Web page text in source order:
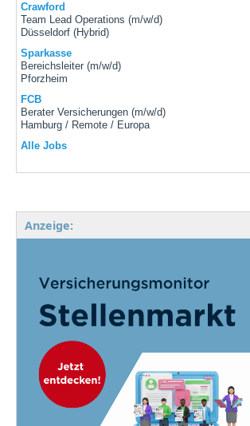
Crawford
Team Lead Operations (m/w/d)
Düsseldorf (Hybrid)
Sparkasse
Bereichsleiter (m/w/d)
Pforzheim
FCB
Berater Versicherungen (m/w/d)
Hamburg / Remote / Europa
Alle Jobs
Anzeige: